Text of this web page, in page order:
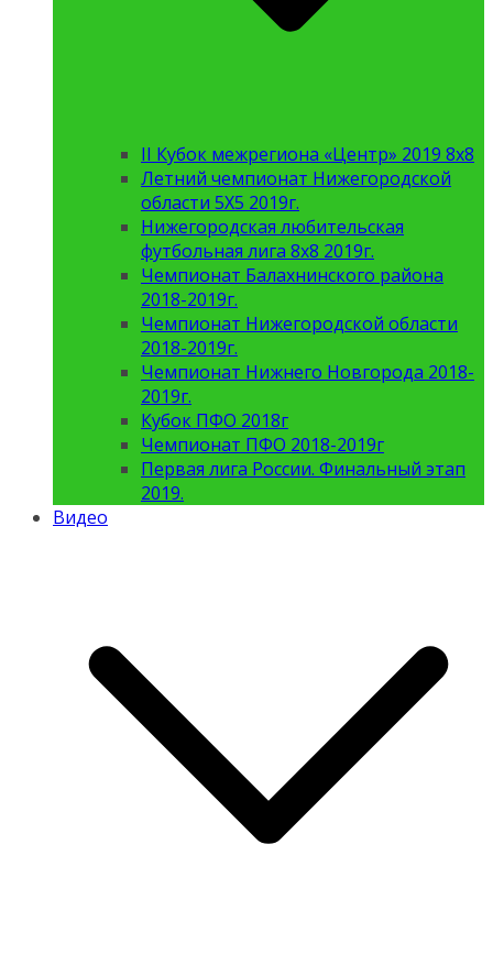
II Кубок межрегиона «Центр» 2019 8х8
Летний чемпионат Нижегородской
области 5Х5 2019г.
Нижегородская любительская
футбольная лига 8х8 2019г.
Чемпионат Балахнинского района
2018-2019г.
Чемпионат Нижегородской области
2018-2019г.
Чемпионат Нижнего Новгорода 2018-
2019г.
Кубок ПФО 2018г
Чемпионат ПФО 2018-2019г
Первая лига России. Финальный этап
2019.
Видео